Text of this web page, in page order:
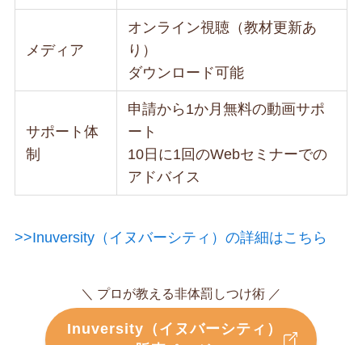
メディア
オンライン視聴（教材更新あ
り）
ダウンロード可能
サポート体
制
申請から1か月無料の動画サポ
ート
10日に1回のWebセミナーでの
アドバイス
>>Inuversity（イヌバーシティ）の詳細はこちら
＼ プロが教える非体罰しつけ術 ／
Inuversity（イヌバーシティ）